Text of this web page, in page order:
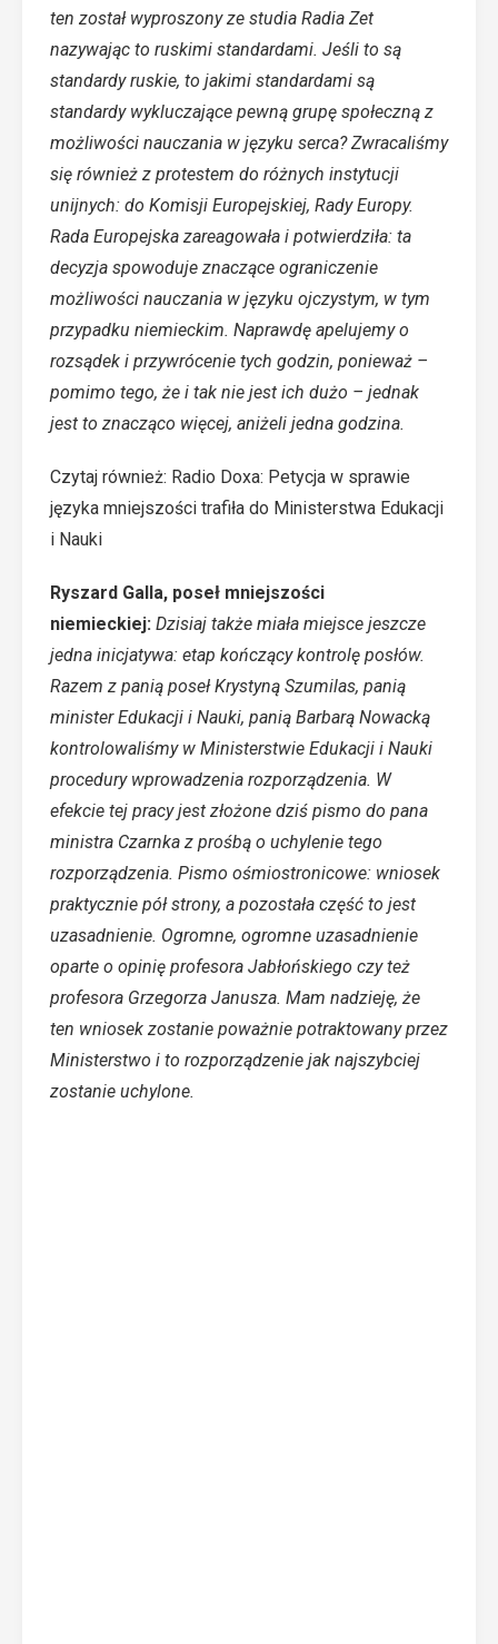
ten został wyproszony ze studia Radia Zet
nazywając to ruskimi standardami. Jeśli to są
standardy ruskie, to jakimi standardami są
standardy wykluczające pewną grupę społeczną z
możliwości nauczania w języku serca? Zwracaliśmy
się również z protestem do różnych instytucji
unijnych: do Komisji Europejskiej, Rady Europy.
Rada Europejska zareagowała i potwierdziła: ta
decyzja spowoduje znaczące ograniczenie
możliwości nauczania w języku ojczystym, w tym
przypadku niemieckim. Naprawdę apelujemy o
rozsądek i przywrócenie tych godzin, ponieważ –
pomimo tego, że i tak nie jest ich dużo – jednak
jest to znacząco więcej, aniżeli jedna godzina.
Czytaj również: Radio Doxa: Petycja w sprawie
języka mniejszości trafiła do Ministerstwa Edukacji
i Nauki
Ryszard Galla, poseł mniejszości
niemieckiej: Dzisiaj także miała miejsce jeszcze
jedna inicjatywa: etap kończący kontrolę posłów.
Razem z panią poseł Krystyną Szumilas, panią
minister Edukacji i Nauki, panią Barbarą Nowacką
kontrolowaliśmy w Ministerstwie Edukacji i Nauki
procedury wprowadzenia rozporządzenia. W
efekcie tej pracy jest złożone dziś pismo do pana
ministra Czarnka z prośbą o uchylenie tego
rozporządzenia. Pismo ośmiostronicowe: wniosek
praktycznie pół strony, a pozostała część to jest
uzasadnienie. Ogromne, ogromne uzasadnienie
oparte o opinię profesora Jabłońskiego czy też
profesora Grzegorza Janusza. Mam nadzieję, że
ten wniosek zostanie poważnie potraktowany przez
Ministerstwo i to rozporządzenie jak najszybciej
zostanie uchylone.